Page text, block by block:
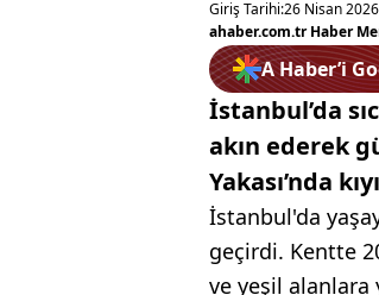
Giriş Tarihi:26 Nisan
ahaber.com.tr Haber
A Haber’i
İstanbul’da
akın ederek
Yakası’nda
İstanbul'da
geçirdi. Kentte
ve yeşil